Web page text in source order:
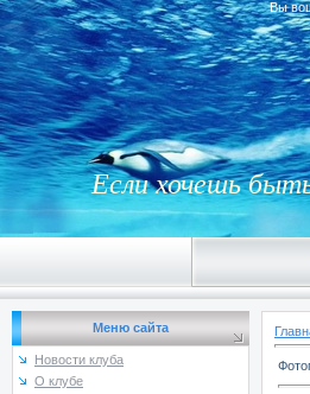
Вы
Если хочешь
Меню сайта
Новости клуба
О клубе